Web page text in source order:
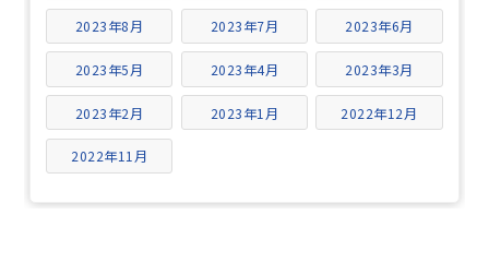
2023年8月 2023年7月 2023年6月
2023年5月 2023年4月 2023年3月
2023年2月 2023年1月 2022年12月
2022年11月